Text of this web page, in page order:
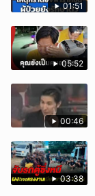
01:51
05:52
00:46
03:38